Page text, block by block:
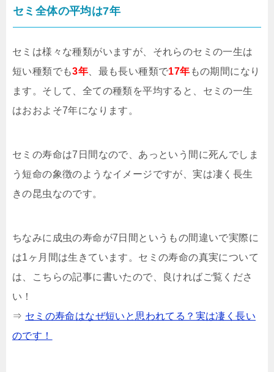
セミ全体の平均は7年
セミは様々な種類がいますが、それらのセミの一生は
短い種類でも3年 、最も長い種類で17年 もの期間になり
ます。そして、全ての種類を平均すると、セミの一生
はおおよそ7年になります。
セミの寿命は7日間なので、あっという間に死んでしま
う短命の象徴のようなイメージですが、実は凄く長生
きの昆虫なのです。
ちなみに成虫の寿命が7日間というもの間違いで実際に
は1ヶ月間は生きています。セミの寿命の真実について
は、こちらの記事に書いたので、良ければご覧くださ
い！
⇒ セミの寿命はなぜ短いと思われてる？実は凄く長い
のです！